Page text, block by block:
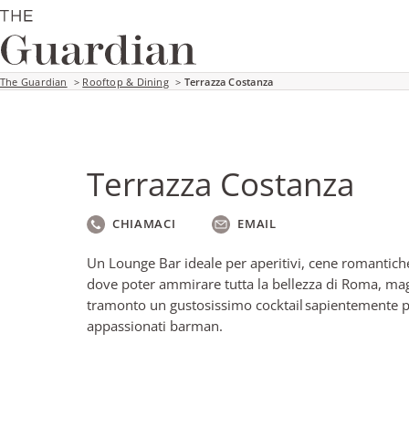
The Guardian > Rooftop & Dining > Terrazza Costanza
Terrazza Costanza
CHIAMACI EMAIL
Un Lounge Bar ideale per aperitivi, cene
dove poter ammirare tutta la bellezza di Roma,
tramonto un gustosissimo cocktail sapientemente
appassionati barman.